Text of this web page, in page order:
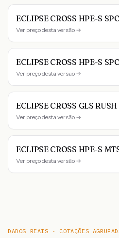
ECLIPSE CROSS HPE-S
Ver preço desta versão →
ECLIPSE CROSS HPE-S
Ver preço desta versão →
ECLIPSE CROSS GLS
Ver preço desta versão →
ECLIPSE CROSS HPE-S
Ver preço desta versão →
DADOS REAIS · COTAÇÕES